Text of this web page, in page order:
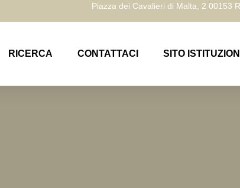
Piazza dei Cavalieri di Malta, 2 00153
RICERCA CONTATTACI SITO